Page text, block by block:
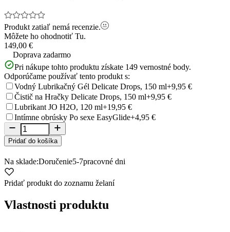
Produkt zatiaľ nemá recenzie.
Môžete ho ohodnotiť Tu.
149,00 €
Doprava zadarmo
Pri nákupe tohto produktu získate 149 vernostné body.
Odporúčame používať tento produkt s:
Vodný Lubrikačný Gél Delicate Drops, 150 ml+9,95 €
Čistič na Hračky Delicate Drops, 150 ml+9,95 €
Lubrikant JO H2O, 120 ml+19,95 €
Intímne obrúsky Po sexe EasyGlide+4,95 €
Pridať do košíka
Na sklade:Doručenie5-7pracovné dni
Pridať produkt do zoznamu želaní
Vlastnosti produktu